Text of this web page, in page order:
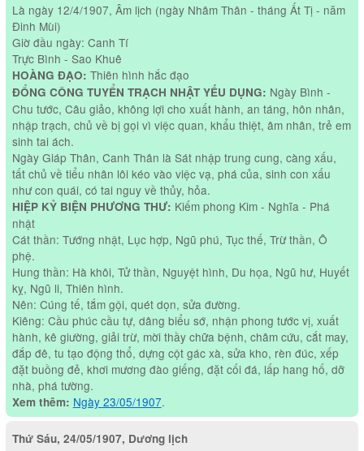
Là ngày 12/4/1907, Âm lịch (ngày Nhâm Thân - tháng Ất Tị - năm
Đinh Mùi)
Giờ đầu ngày: Canh Tí
Trực Bình - Sao Khuê
HOÀNG ĐẠO: Thiên hình hắc đạo
ĐỔNG CÔNG TUYỂN TRẠCH NHẬT YẾU DỤNG: Ngày Bình -
Chu tước, Câu giảo, không lợi cho xuất hành, an táng, hôn nhân,
nhập trạch, chủ về bị gọi vì việc quan, khẩu thiệt, âm nhân, trẻ em
sinh tai ách.
Ngày Giáp Thân, Canh Thân là Sát nhập trung cung, càng xấu,
tất chủ về tiểu nhân lôi kéo vào việc vạ, phá của, sinh con xấu
như con quái, có tai nguy về thủy, hỏa.
HIỆP KỶ BIỆN PHƯƠNG THƯ: Kiếm phong Kim - Nghĩa - Phá
nhật
Cát thần: Tướng nhật, Lục hợp, Ngũ phú, Tục thế, Trừ thần, Ô
phệ.
Hung thần: Hà khôi, Tử thần, Nguyệt hình, Du họa, Ngũ hư, Huyết
kỵ, Ngũ li, Thiên hình.
Nên: Cúng tế, tắm gội, quét dọn, sửa đường.
Kiêng: Cầu phúc cầu tự, dâng biểu sớ, nhận phong tước vị, xuất
hành, kê giường, giải trừ, mời thầy chữa bệnh, châm cứu, cắt may,
đắp đê, tu tạo động thổ, dựng cột gác xà, sửa kho, rèn đúc, xếp
đặt buồng đẻ, khơi mương đào giếng, đặt cối đá, lấp hang hố, dỡ
nhà, phá tường.
Xem thêm: Ngày 23/05/1907.
Thứ Sáu, 24/05/1907, Dương lịch